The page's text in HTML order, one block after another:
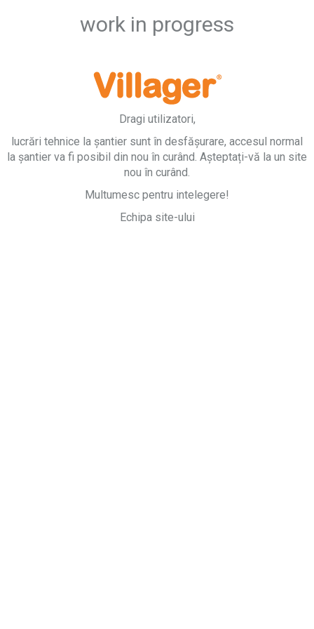
work in progress
Dragi utilizatori,
lucrări tehnice la șantier sunt în desfășurare, accesul normal
la șantier va fi posibil din nou în curând. Așteptați-vă la un site
nou în curând.
Multumesc pentru intelegere!
Echipa site-ului